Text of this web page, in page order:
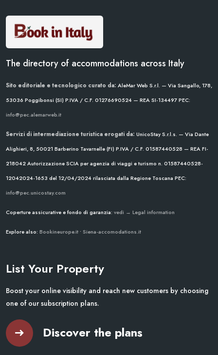
The directory of accommodations across Italy
Sito editoriale e tecnologico curato da: AleMar Web S.r.l. — Via Sangallo, 178,
53036 Poggibonsi (SI) P.IVA / C.F. 01276690524 — REA SI-134497PEC:
info@pec.alemarweb.it
Servizi di intermediazione turistica erogati da: UnicoStay S.r.l.s. — Via Dante
Alighieri, 8, 50021 Barberino Tavarnelle (FI) P.IVA / C.F. 01587440528 — REA FI-
218042Autorizzazione SCIA per agenzia di viaggi e turismo n. 01587440528-
12042024-1653 del 12/04/2024rilasciata dalla Regione Toscana PEC:
info@pec.unicostay.com
Coperture assicurative e fondo di garanzia: vedi → Legal information
Explore also: Bookineurope.it • Siena-accomodations.it
List Your Property
Boost your online visibility and reach new customers by choosing
one of our subscription plans.
Discover the plans